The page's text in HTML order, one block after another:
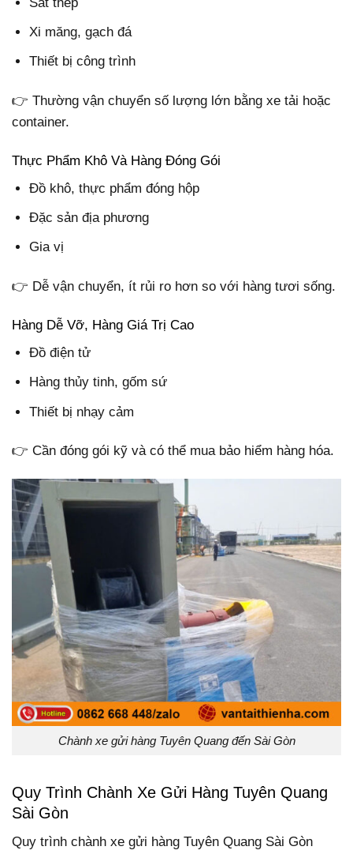
Xi măng, gạch đá
Thiết bị công trình
👉 Thường vận chuyển số lượng lớn bằng xe tải hoặc
container.
Thực Phẩm Khô Và Hàng Đóng Gói
Đồ khô, thực phẩm đóng hộp
Đặc sản địa phương
Gia vị
👉 Dễ vận chuyển, ít rủi ro hơn so với hàng tươi sống.
Hàng Dễ Vỡ, Hàng Giá Trị Cao
Đồ điện tử
Hàng thủy tinh, gốm sứ
Thiết bị nhạy cảm
👉 Cần đóng gói kỹ và có thể mua bảo hiểm hàng hóa.
Chành xe gửi hàng Tuyên Quang đến Sài Gòn
Quy Trình Chành Xe Gửi Hàng Tuyên Quang
Sài Gòn
Quy trình chành xe gửi hàng Tuyên Quang Sài Gòn